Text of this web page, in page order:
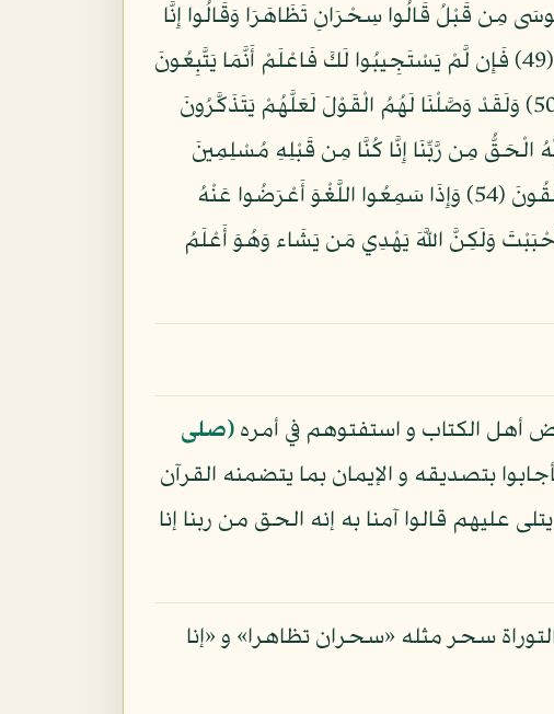
مِن قَبْلُ قَالُوا سِحْرَانِ تَظَاهَرَا وَقَالُوا إِنَّا
بِكُلٍّ كَافِرُونَ (48) قُلْ فَأْتُوا بِكِتَابٍ مِّنْ عِندِ اللَّهِ هُوَ أَهْدَى مِنْهُمَا أَتَّبِعْهُ إِن كُنتُمْ صَادِقِينَ (49) فَإِن لَّمْ يَسْتَجِيبُوا لَكَ فَاعْلَمْ أَنَّمَا يَتَّبِعُونَ
أَهْوَاءهُمْ وَمَنْ أَضَلُّ مِمَّنِ اتَّبَعَ هَوَاهُ بِغَيْرِ هُدًى مِّنَ اللَّهِ إِنَّ اللَّهَ لَا يَهْدِي الْقَوْمَ الظَّالِمِينَ (50) وَلَقَدْ وَصَّلْنَا لَهُمُ الْقَوْلَ لَعَلَّهُمْ يَتَذَكَّرُونَ
يُتْلَى عَلَيْهِمْ قَالُوا آمَنَّا بِهِ إِنَّهُ الْحَقُّ مِن رَّبِّنَا إِنَّا كُنَّا مِن قَبْلِهِ مُسْلِمِينَ
(53) أُوْلَئِكَ يُؤْتَوْنَ أَجْرَهُم مَّرَّتَيْنِ بِمَا صَبَرُوا وَيَدْرَؤُونَ بِالْحَسَنَةِ السَّيِّئَةَ وَمِمَّا رَزَقْنَاهُمْ يُنفِقُونَ (54) وَإِذَا سَمِعُوا اللَّغْوَ أَعْرَضُوا عَنْهُ
لَا نَبْتَغِي الْجَاهِلِينَ (55) إِنَّكَ لَا تَهْدِي مَنْ أَحْبَبْتَ وَلَكِنَّ اللَّهَ يَهْدِي مَن يَشَاء وَهُوَ أَعْلَمُ
أهل الكتاب و استفتوهم في أمره (صلى
بتصديقه و الإيمان بما يتضمنه القرآن
عليهم قالوا آمنا به إنه الحق من ربنا إنا
سحر مثله «سحران تظاهرا» و «إنا